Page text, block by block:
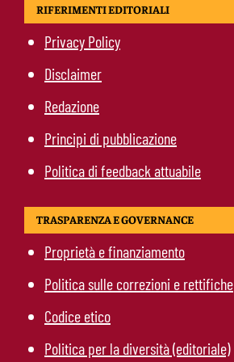
RIFERIMENTI EDITORIALI
Privacy Policy
Disclaimer
Redazione
Principi di pubblicazione
Politica di feedback attuabile
TRASPARENZA E GOVERNANCE
Proprietà e finanziamento
Politica sulle correzioni e rettifiche
Codice etico
Politica per la diversità (editoriale)